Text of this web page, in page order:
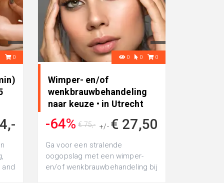
0
and
0 0 0
Wimper- en/of
wenkbrauwbehandeling
naar keuze • in Utrecht
-64% +/- € 27,50
€ 75,-
Ga voor een stralende
oogopslag met een wimper-
en/of wenkbrauwbehandeling bij